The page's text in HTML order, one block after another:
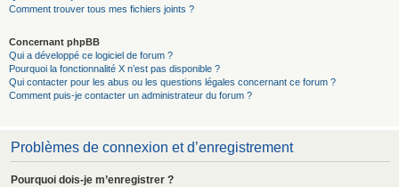
Comment trouver tous mes fichiers joints ?
Concernant phpBB
Qui a développé ce logiciel de forum ?
Pourquoi la fonctionnalité X n’est pas disponible ?
Qui contacter pour les abus ou les questions légales concernant ce forum ?
Comment puis-je contacter un administrateur du forum ?
Problèmes de connexion et d’enregistrement
Pourquoi dois-je m’enregistrer ?